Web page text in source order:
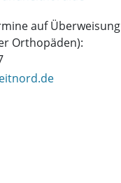
auf Überweisung
Orthopäden):